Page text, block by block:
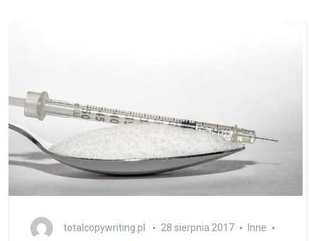
totalcopywriting.pl 28 sierpnia 2017
Inne